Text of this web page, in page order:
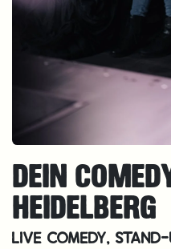
DEIN
HEIDELBERG
LIVE COMEDY,